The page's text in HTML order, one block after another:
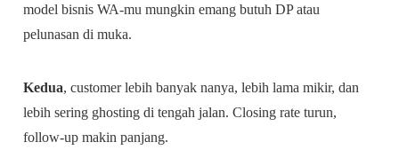
model bisnis WA-mu mungkin emang butuh DP atau
pelunasan di muka.
Kedua, customer lebih banyak nanya, lebih lama mikir, dan
lebih sering ghosting di tengah jalan. Closing rate turun,
follow-up makin panjang.